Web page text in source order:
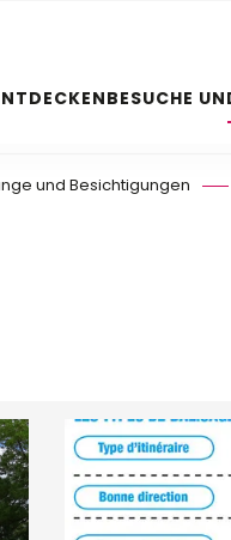
BESUCHE
und Besichtigungen